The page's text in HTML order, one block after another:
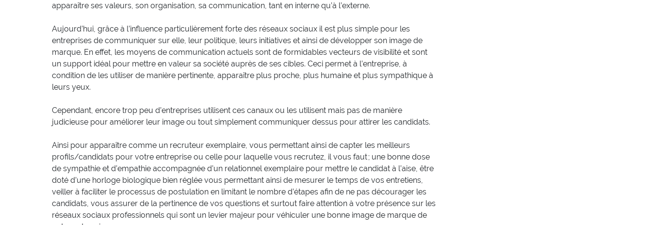
apparaître ses valeurs, son organisation, sa communication, tant en interne qu’à l’externe.
Aujourd’hui, grâce à l’influence particulièrement forte des réseaux sociaux il est plus simple pour les
entreprises de communiquer sur elle, leur politique, leurs initiatives et ainsi de développer son image de
marque. En effet, les moyens de communication actuels sont de formidables vecteurs de visibilité et sont
un support idéal pour mettre en valeur sa société auprès de ses cibles. Ceci permet à l’entreprise, à
condition de les utiliser de manière pertinente, apparaître plus proche, plus humaine et plus sympathique à
leurs yeux.
Cependant, encore trop peu d’entreprises utilisent ces canaux ou les utilisent mais pas de manière
judicieuse pour améliorer leur image ou tout simplement communiquer dessus pour attirer les candidats.
Ainsi pour apparaître comme un recruteur exemplaire, vous permettant ainsi de capter les meilleurs
profils/candidats pour votre entreprise ou celle pour laquelle vous recrutez, il vous faut ; une bonne dose
de sympathie et d’empathie accompagnée d’un relationnel exemplaire pour mettre le candidat à l’aise, être
doté d’une horloge biologique bien réglée vous permettant ainsi de mesurer le temps de vos entretiens,
veiller à faciliter le processus de postulation en limitant le nombre d’étapes afin de ne pas décourager les
candidats, vous assurer de la pertinence de vos questions et surtout faire attention à votre présence sur les
réseaux sociaux professionnels qui sont un levier majeur pour véhiculer une bonne image de marque de